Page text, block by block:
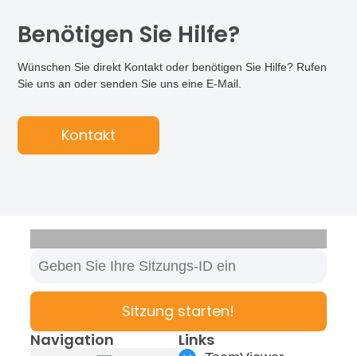
Benötigen Sie Hilfe?
Wünschen Sie direkt Kontakt oder benötigen Sie Hilfe? Rufen
Sie uns an oder senden Sie uns eine E-Mail.
Kontakt
Navigation Links
Sitzung starten!